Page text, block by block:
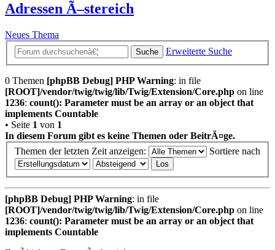
Adressen Ã–stereich
Neues Thema
Suche Erweiterte Suche
0 Themen [phpBB Debug] PHP Warning: in file
[ROOT]/vendor/twig/twig/lib/Twig/Extension/Core.php on line
1236: count(): Parameter must be an array or an object that
implements Countable
• Seite 1 von 1
In diesem Forum gibt es keine Themen oder BeitrÃ¤ge.
Themen der letzten Zeit anzeigen:
Sortiere nach
[phpBB Debug] PHP Warning: in file
[ROOT]/vendor/twig/twig/lib/Twig/Extension/Core.php on line
1236: count(): Parameter must be an array or an object that
implements Countable